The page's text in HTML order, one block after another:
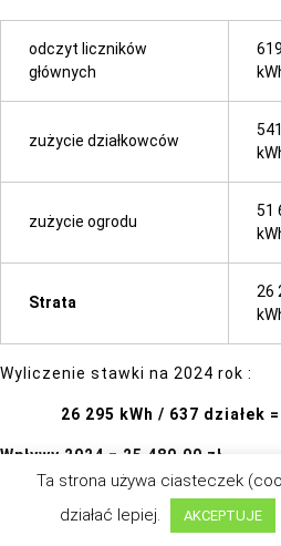
odczyt liczników
głównych
zużycie działkowców
zużycie ogrodu
51
Strata
26
Wyliczenie stawki na 2024 rok :
26 295 kWh / 637 działek
Wpływy 2024 = 25 480,00 zł
Niedobór roku 2023 = 3 951,76 zł
Opłata energetyczna bieżąca = 21
Ta strona używa ciasteczek
działać lepiej.
AKCEPTUJE